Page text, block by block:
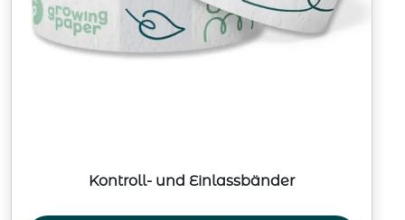
Kontroll- und Einlassbänder